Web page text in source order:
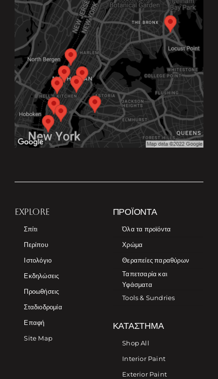
EXPLORE
Σπίτι
Περίπου
Ιστολόγιο
Εκδηλώσεις
Προωθήσεις
Σταδιοδρομία
Επαφή
Site Map
ΠΡΟΪΌΝΤΑ
Όλα τα προϊόντα
Χρώμα
Θεραπείες παραθύρων
Ταπετσαρία και
Υφάσματα
Tools & Sundries
ΚΑΤΆΣΤΗΜΑ
Shop All
Interior Paint
Exterior Paint